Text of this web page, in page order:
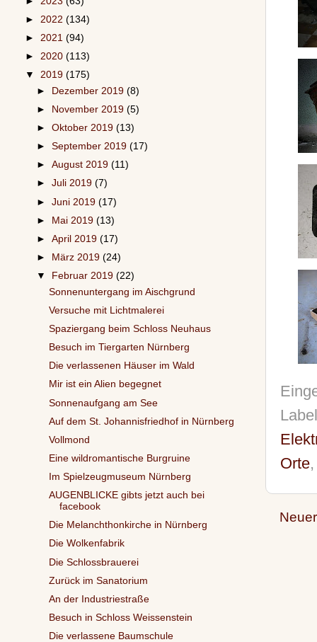
Orte
► 2022 (134)
► 2021 (94)
► 2020 (113)
▼ 2019 (175)
►
Dezember 2019(8)
►
November 2019(5)
►Oktober 2019(13)
►September 2019(17)
►August 2019(11)
►Juli 2019(7)
►Juni 2019(17)
► Mai 2019(13)
►April 2019(17)
►
März 2019(24)
▼
Februar 2019(22)
Sonnenuntergang im Aischgrund
Versuche mit Lichtmalerei
Spaziergang beim Schloss Neuhaus
Besuch im Tiergarten Nürnberg
Die verlassenen Häuser im Wald
Mir ist ein Alien begegnet
Sonnenaufgang am See
Auf dem St. Johannisfriedhof in Nürnberg
Vollmond
Eine wildromantische Burgruine
Im Spielzeugmuseum Nürnberg
AUGENBLICKE gibts jetzt auch bei
facebook
Die Melanchthonkirche in Nürnberg
Die Wolkenfabrik
Die Schlossbrauerei
Zurück im Sanatorium
An der Industriestraße
Besuch in Schloss Weissenstein
Die verlassene Baumschule